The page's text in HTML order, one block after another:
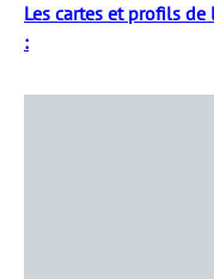
Les cartes et profils
: